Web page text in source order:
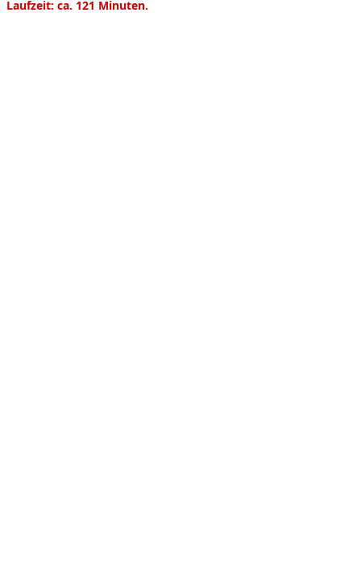
Product information
Laufzeit: ca. 121 Minuten.